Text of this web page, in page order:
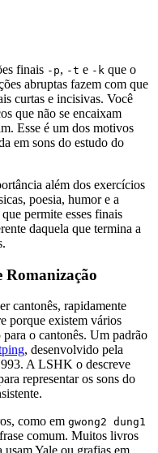
finais -p, -t e -k que o
abruptas fazem com que
curtas e incisivas. Você
que não se encaixam
Esse é um dos motivos
em sons do estudo do
além dos exercícios
poesia, humor e a
permite esses finais
daquela que termina a
Romanização
cantonês, rapidamente
porque existem vários
o cantonês. Um padrão
, desenvolvido pela
A LSHK o descreve
representar os sons do
como em gwong2 dung1
comum. Muitos livros